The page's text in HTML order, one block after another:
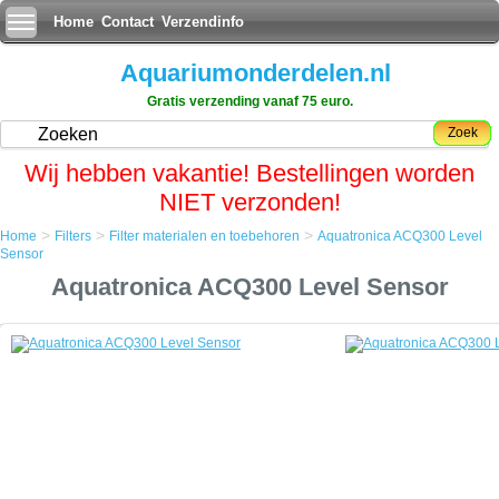
Home Contact Verzendinfo
Aquariumonderdelen.nl
Gratis verzending vanaf 75 euro.
Zoek
Wij hebben vakantie! Bestellingen worden
NIET verzonden!
Filter materialen en toebehoren
Aquatronica ACQ300 Level Sensor
De "Elektroden en Sensoren" familie van Aquatronica biedt een scala
Home > Filters > Filter materialen en toebehoren > Aquatronica ACQ300 Level
Sensor
Aquatronica ACQ300 Level Sensor